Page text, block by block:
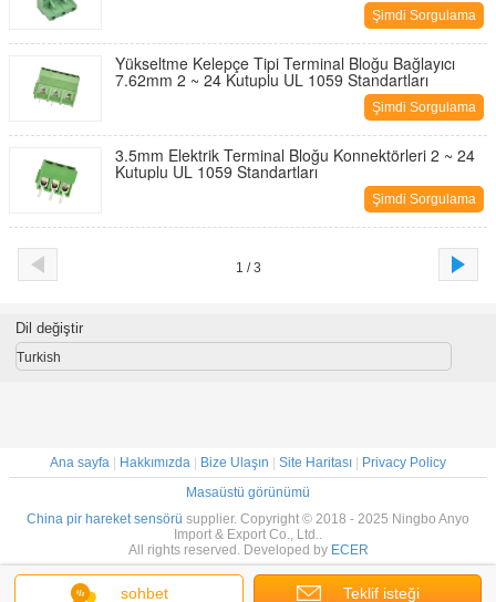
Şimdi Sorgulama
Yükseltme Kelepçe Tipi Terminal Bloğu Bağlayıcı
7.62mm 2 ~ 24 Kutuplu UL 1059 Standartları
Şimdi Sorgulama
3.5mm Elektrik Terminal Bloğu Konnektörleri 2 ~ 24
Kutuplu UL 1059 Standartları
Şimdi Sorgulama
1 / 3
sohbet Teklif isteği
Dil değiştir
Turkish
Ana sayfa Hakkımızda Bize Ulaşın Site Haritası
Privacy Policy
Masaüstü görünümü
China pir hareket sensörü supplier. Copyright © 2018 - 2025 Ningbo Anyo
Import & Export Co., Ltd..
All rights reserved. Developed by ECER